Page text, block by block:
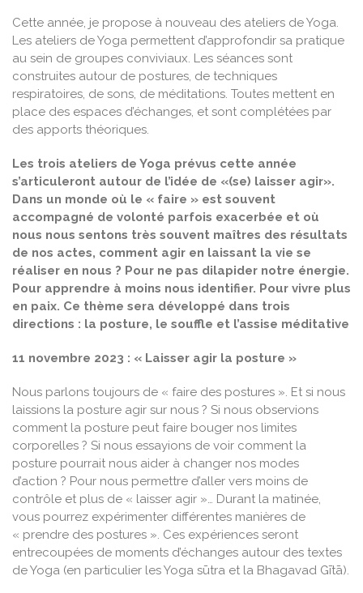
Cette année, je propose à nouveau des ateliers de Yoga.
Les ateliers de Yoga permettent d’approfondir sa pratique
au sein de groupes conviviaux. Les séances sont
construites autour de postures, de techniques
respiratoires, de sons, de méditations. Toutes mettent en
place des espaces d’échanges, et sont complétées par
des apports théoriques.
Les trois ateliers de Yoga prévus cette année
s’articuleront autour de l’idée de «(se) laisser agir».
Dans un monde où le « faire » est souvent
accompagné de volonté parfois exacerbée et où
nous nous sentons très souvent maîtres des résultats
de nos actes, comment agir en laissant la vie se
réaliser en nous ? Pour ne pas dilapider notre énergie.
Pour apprendre à moins nous identifier. Pour vivre plus
en paix. Ce thème sera développé dans trois
directions : la posture, le souffle et l’assise méditative
11 novembre 2023 : « Laisser agir la posture »
Nous parlons toujours de « faire des postures ». Et si nous
laissions la posture agir sur nous ? Si nous observions
comment la posture peut faire bouger nos limites
corporelles ? Si nous essayions de voir comment la
posture pourrait nous aider à changer nos modes
d’action ? Pour nous permettre d’aller vers moins de
contrôle et plus de « laisser agir »… Durant la matinée,
vous pourrez expérimenter différentes manières de
« prendre des postures ». Ces expériences seront
entrecoupées de moments d’échanges autour des textes
de Yoga (en particulier les Yoga sūtra et la Bhagavad Gītā).